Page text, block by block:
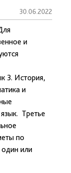
30.06.2022
и
3. История,
и
Третье
по
или